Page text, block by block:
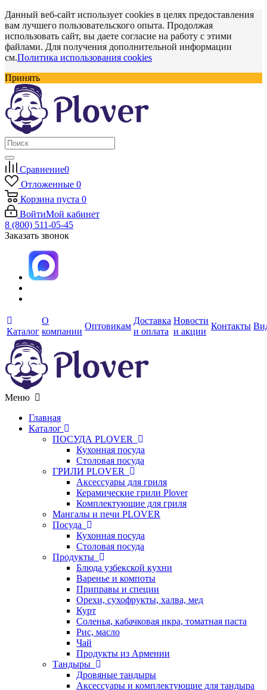
Данный веб-сайт использует cookies в целях предоставления
вам лучшего пользовательского опыта. Продолжая
использовать сайт, вы даете согласие на работу с этими
файлами. Для получения дополнительной информации
см.Политика использования cookies
Принять
Сравнение0
Отложенные 0
Корзина пуста 0
ВойтиМой кабинет
8 (800) 511-05-45
Заказать звонок
Каталог
О
компании
Оптовикам
Доставка
и оплата
Новости
и акции
Контакты
Меню
Главная
Каталог
ПОСУДА PLOVER
Кухонная посуда
Столовая посуда
ГРИЛИ PLOVER
Аксессуары для гриля
Керамические грили Plover
Комплектующие для гриля
Мангалы и печи PLOVER
Посуда
Кухонная посуда
Столовая посуда
Продукты
Блюда узбекской кухни
Варенье и компоты
Приправы и специи
Орехи, сухофрукты, халва, мед
Курт
Соленья, кабачковая икра, томатная паста
Рис, масло
Чай
Продукты из Армении
Тандыры
Дровяные тандыры
Аксессуары и комплектующие для тандыра